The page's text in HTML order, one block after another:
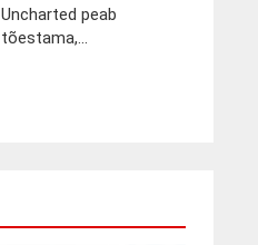
Uncharted peab
tõestama,...